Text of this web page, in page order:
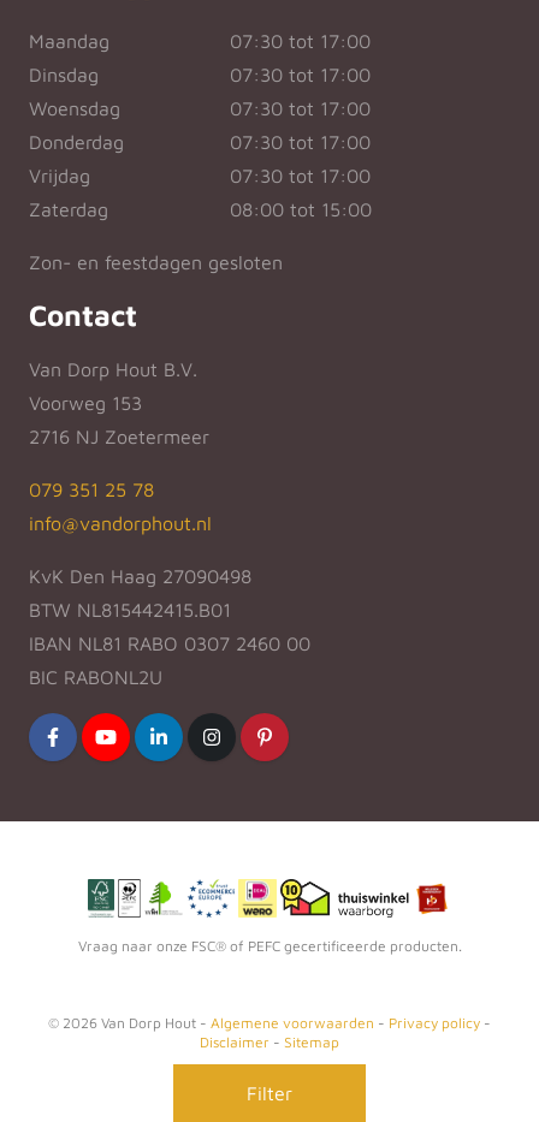
Filter
Maandag
07:30 tot 17:00
Dinsdag
07:30 tot 17:00
Woensdag
07:30 tot 17:00
Donderdag
07:30 tot 17:00
Vrijdag
07:30 tot 17:00
Zaterdag
08:00 tot 15:00
Zon- en feestdagen gesloten
Contact
Van Dorp Hout B.V.
Voorweg 153
2716 NJ Zoetermeer
079 351 25 78
info@vandorphout.nl
KvK Den Haag 27090498
BTW NL815442415.B01
IBAN NL81 RABO 0307 2460 00
BIC RABONL2U
Vraag naar onze FSC® of PEFC gecertificeerde producten.
© 2026 Van Dorp Hout - Algemene voorwaarden - Privacy policy -
Disclaimer - Sitemap